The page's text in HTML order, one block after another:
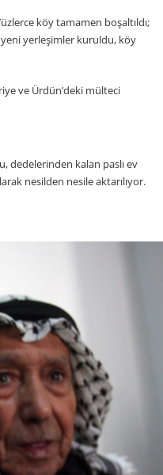
köy tamamen boşaltıldı;
yerleşimler kuruldu, köy
ve Ürdün’deki mülteci
dedelerinden kalan paslı ev
nesilden nesile aktarılıyor.